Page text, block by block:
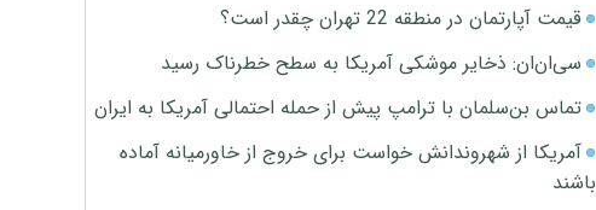
قیمت آپارتمان در منطقه 22 تهران چقدر است؟
سی‌ان‌ان: ذخایر موشکی آمریکا به سطح خطرناک رسید
تماس بن‌سلمان با ترامپ پیش از حمله احتمالی آمریکا به ایران
آمریکا از شهروندانش خواست برای خروج از خاورمیانه آماده
باشند